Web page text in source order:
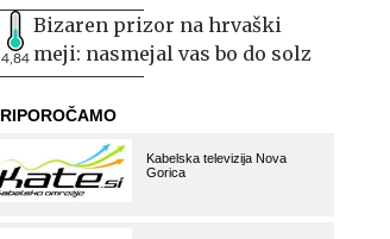
4,84
Bizaren prizor na hrvaški
meji: nasmejal vas bo do solz